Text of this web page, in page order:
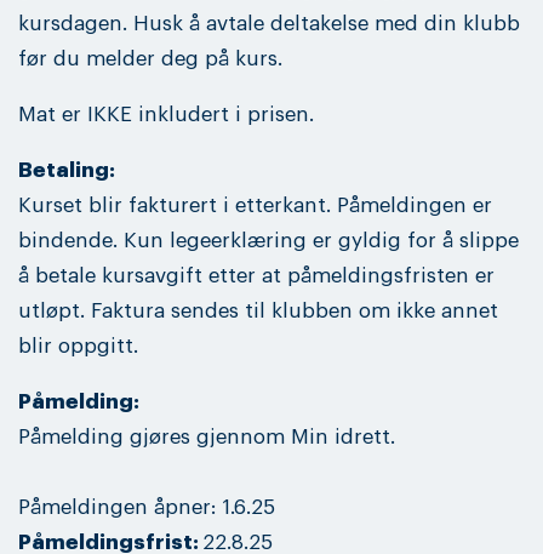
kursdagen. Husk å avtale deltakelse med din klubb
før du melder deg på kurs.
Mat er IKKE inkludert i prisen.
Betaling:
Kurset blir fakturert i etterkant. Påmeldingen er
bindende. Kun legeerklæring er gyldig for å slippe
å betale kursavgift etter at påmeldingsfristen er
utløpt. Faktura sendes til klubben om ikke annet
blir oppgitt.
Påmelding:
Påmelding gjøres gjennom Min idrett.
Påmeldingen åpner: 1.6.25
Påmeldingsfrist: 22.8.25